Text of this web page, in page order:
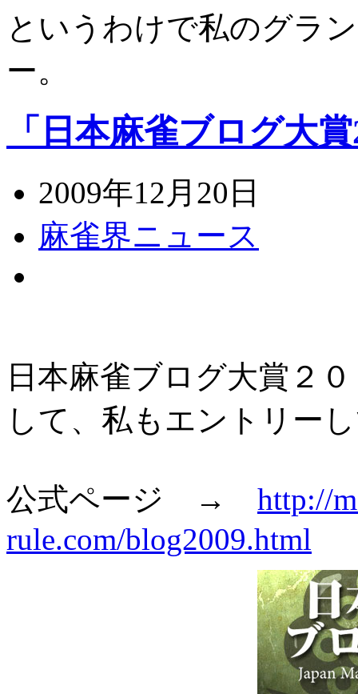
というわけで私のグラ
ー。
「日本麻雀ブログ大
2009年12月20日
麻雀界ニュース
日本麻雀ブログ大賞２
して、私もエントリー
公式ページ → http://
rule.com/blog2009.html